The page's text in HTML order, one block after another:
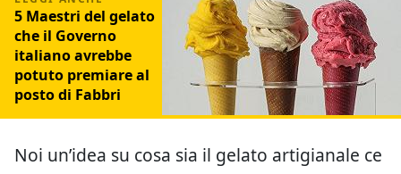
5 Maestri del gelato
che il Governo
italiano avrebbe
potuto premiare al
posto di Fabbri
Noi un’idea su cosa sia il gelato artigianale ce